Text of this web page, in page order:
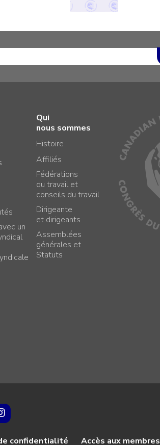
un
Qui
nous sommes
Histoire
Affiliés
Fédérations
du travail et
conseils du travail
Dirigeante
et dirigeants
Assemblées
générales et
Statuts
confidentialité Accès aux membres